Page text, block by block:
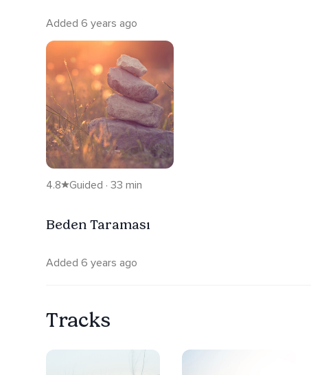
Added 6 years ago
4.8 Guided · 33 min
Beden Taraması
Added 6 years ago
Tracks